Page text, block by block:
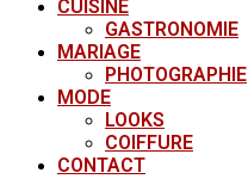
CUISINE
GASTRONOMIE
MARIAGE
PHOTOGRAPHIE
MODE
LOOKS
COIFFURE
CONTACT